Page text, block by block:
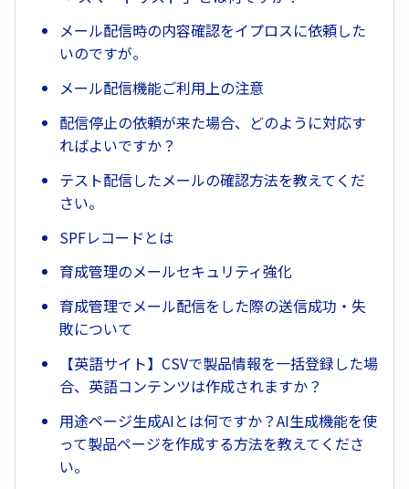
メール配信時の内容確認をイプロスに依頼した
いのですが。
メール配信機能ご利用上の注意
配信停止の依頼が来た場合、どのように対応す
ればよいですか？
テスト配信したメールの確認方法を教えてくだ
さい。
SPFレコードとは
育成管理のメールセキュリティ強化
育成管理でメール配信をした際の送信成功・失
敗について
【英語サイト】CSVで製品情報を一括登録した場
合、英語コンテンツは作成されますか？
用途ページ生成AIとは何ですか？AI生成機能を使
って製品ページを作成する方法を教えてくださ
い。